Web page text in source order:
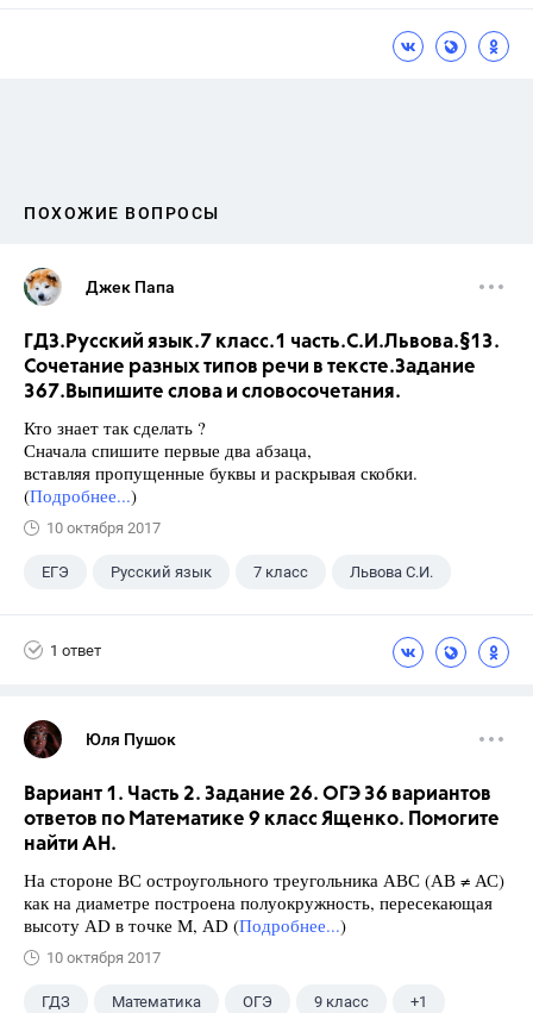
ПОХОЖИЕ ВОПРОСЫ
Джек Папа
ГДЗ.Русский язык.7 класс.1 часть.С.И.Львова.§13.
Сочетание разных типов речи в тексте.Задание
367.Выпишите слова и словосочетания.
Кто знает так сделать ?
Сначала спишите первые два абзаца,
вставляя пропущенные буквы и раскрывая скобки.
(Подробнее...)
10 октября 2017
ЕГЭ Русский язык 7 класс Львова С.И.
1 ответ
Юля Пушок
Вариант 1. Часть 2. Задание 26. ОГЭ 36 вариантов
ответов по Математике 9 класс Ященко. Помогите
найти АН.
На стороне ВС остроугольного треугольника АВС (АВ ≠ АС)
как на диаметре построена полуокружность, пересекающая
высоту АD в точке М, АD (Подробнее...)
10 октября 2017
ГДЗ Математика ОГЭ 9 класс +1